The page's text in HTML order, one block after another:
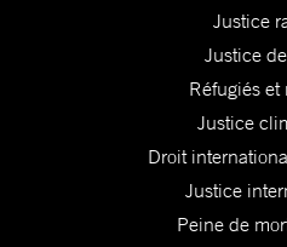
Justice
Justice
Réfugiés et
Justice
Droit
Justice
Peine de